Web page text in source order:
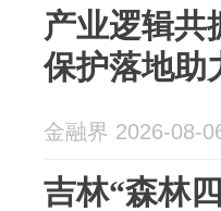
产业逻辑共
保护落地助
金融界 2026-08-
吉林“森林